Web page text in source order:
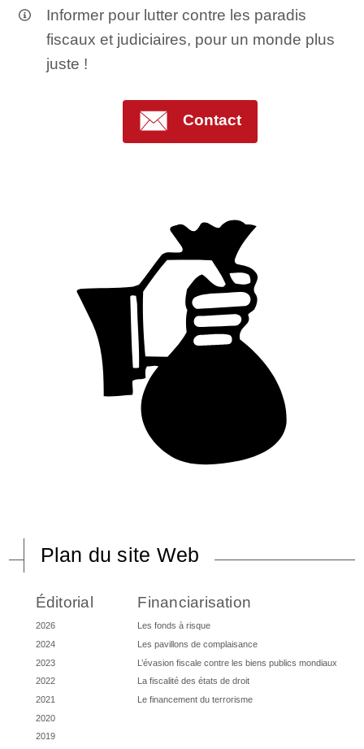
Informer pour lutter contre les paradis
fiscaux et judiciaires, pour un monde plus
juste !
Contact
Plan du site Web
Éditorial
2026
2024
2023
2022
2021
2020
2019
Financiarisation
Les fonds à risque
Les pavillons de complaisance
L’évasion fiscale contre les biens publics mondiaux
La fiscalité des états de droit
Le financement du terrorisme